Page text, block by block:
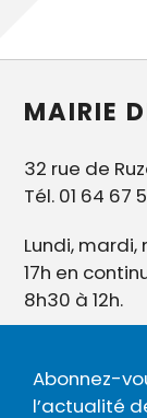
MAIRIE
32 rue de
Tél. 01 64 67
Lundi,
17h en
8h30 à 12h.
Abonnez-
l’actualité